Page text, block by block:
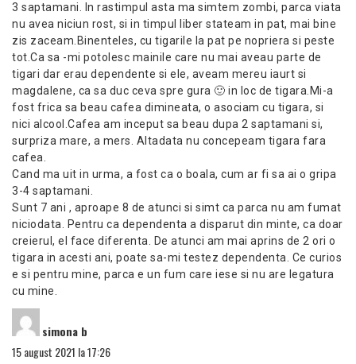
3 saptamani. In rastimpul asta ma simtem zombi, parca viata
nu avea niciun rost, si in timpul liber stateam in pat, mai bine
zis zaceam.Binenteles, cu tigarile la pat pe nopriera si peste
tot.Ca sa -mi potolesc mainile care nu mai aveau parte de
tigari dar erau dependente si ele, aveam mereu iaurt si
magdalene, ca sa duc ceva spre gura 🙂 in loc de tigara.Mi-a
fost frica sa beau cafea dimineata, o asociam cu tigara, si
nici alcool.Cafea am inceput sa beau dupa 2 saptamani si,
surpriza mare, a mers. Altadata nu concepeam tigara fara
cafea.
Cand ma uit in urma, a fost ca o boala, cum ar fi sa ai o gripa
3-4 saptamani.
Sunt 7 ani , aproape 8 de atunci si simt ca parca nu am fumat
niciodata. Pentru ca dependenta a disparut din minte, ca doar
creierul, el face diferenta. De atunci am mai aprins de 2 ori o
tigara in acesti ani, poate sa-mi testez dependenta. Ce curios
e si pentru mine, parca e un fum care iese si nu are legatura
cu mine.
simona b
15 august 2021 la 17:26